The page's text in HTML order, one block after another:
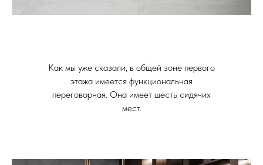
Как мы уже сказали, в общей зоне первого
этажа имеется функциональная
переговорная. Она имеет шесть сидячих
мест.